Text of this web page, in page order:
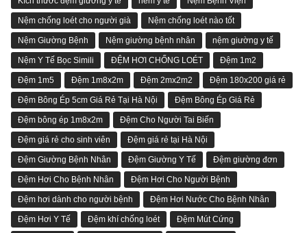
Nệm chống loét cho người già Nệm chống loét nào tốt
Nệm Giường Bệnh Nệm giường bệnh nhân nệm giường y tế
Nệm Y Tế Bọc Simili ĐỆM HƠI CHỐNG LOÉT Đệm 1m2
Đệm 1m5 Đệm 1m8x2m Đệm 2mx2m2 Đệm 180x200 giá rẻ
Đệm Bông Ép 5cm Giá Rẻ Tại Hà Nội Đệm Bông Ép Giá Rẻ
Đệm bông ép 1m8x2m Đệm Cho Người Tai Biến
Đệm giá rẻ cho sinh viên Đệm giá rẻ tại Hà Nội
Đệm Giường Bệnh Nhân Đệm Giường Y Tế Đệm giường đơn
Đệm Hơi Cho Bệnh Nhân Đệm Hơi Cho Người Bệnh
Đệm hơi dành cho người bệnh Đệm Hơi Nước Cho Bệnh Nhân
Đệm Hơi Y Tế Đệm khí chống loét Đệm Mút Cứng